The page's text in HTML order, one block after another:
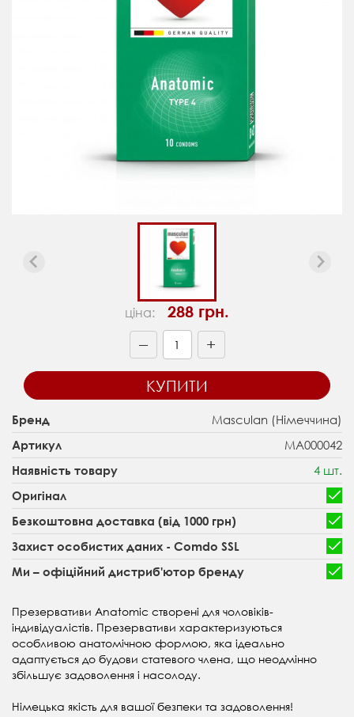
ціна: 288 грн.
— +
КУПИТИ
Бренд Masculan (Німеччина)
Артикул MA000042
Наявність товару 4 шт.
Оригінал
Безкоштовна доставка (від 1000 грн)
Захист особистих даних - Comdo SSL
Ми – офіційний дистриб'ютор бренду
Презервативи Anatomic створені для чоловіків-
індивідуалістів. Презервативи характеризуються
особливою анатомічною формою, яка ідеально
адаптується до будови статевого члена, що неодмінно
збільшує задоволення і насолоду.
Німецька якість для вашої безпеки та задоволення!